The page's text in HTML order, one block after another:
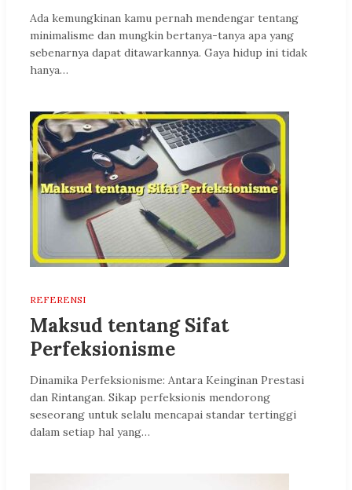
Ada kemungkinan kamu pernah mendengar tentang
minimalisme dan mungkin bertanya-tanya apa yang
sebenarnya dapat ditawarkannya. Gaya hidup ini tidak
hanya…
REFERENSI
Maksud tentang Sifat
Perfeksionisme
Dinamika Perfeksionisme: Antara Keinginan Prestasi
dan Rintangan. Sikap perfeksionis mendorong
seseorang untuk selalu mencapai standar tertinggi
dalam setiap hal yang…